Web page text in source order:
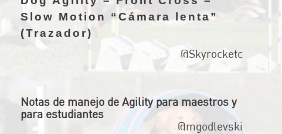
Slow Motion “Cámara lenta”
(Trazador)
@Skyrocketc
Notas de manejo de Agility para maestros y
para estudiantes
@mgodlevski